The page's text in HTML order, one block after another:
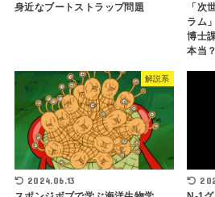
身近なブートストラップ問題
「次
ラム
博士
本当
解説系
2024.06.13